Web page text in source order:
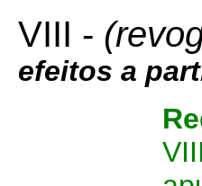
VIII -
efeitos a